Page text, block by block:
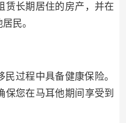
赁长期居住的房产，并在
民。
过程中具备健康保险。
保您在马耳他期间享受到